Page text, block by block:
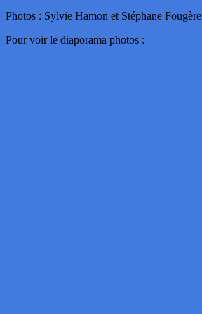
Photos : Sylvie Hamon et Stéphane Fougère
Pour voir le diaporama photos :